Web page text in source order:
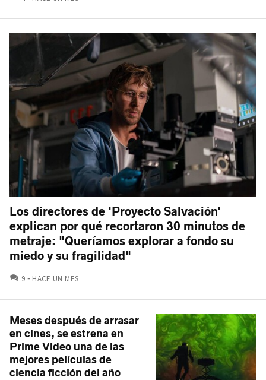
Los directores de 'Proyecto Salvación'
explican por qué recortaron 30 minutos de
metraje: "Queríamos explorar a fondo su
miedo y su fragilidad"
9 COMENTARIOS
HACE UN MES
Meses después de arrasar
en cines, se estrena en
Prime Video una de las
mejores películas de
ciencia ficción del año